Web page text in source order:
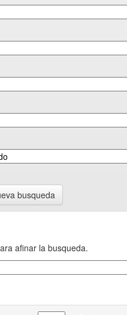
busqueda
afinar la busqueda.